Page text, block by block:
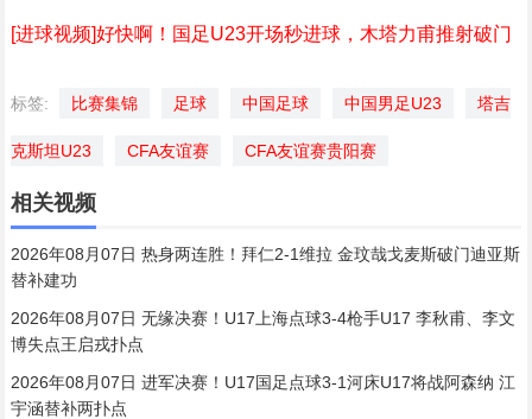
[进球视频]好快啊！国足U23开场秒进球，木塔力甫推射破门
标签: 比赛集锦 足球 中国足球 中国男足U23 塔吉
克斯坦U23 CFA友谊赛 CFA友谊赛贵阳赛
相关视频
2026年08月07日 热身两连胜！拜仁2-1维拉 金玟哉戈麦斯破门迪亚斯
替补建功
2026年08月07日 无缘决赛！U17上海点球3-4枪手U17 李秋甫、李文
博失点王启戎扑点
2026年08月07日 进军决赛！U17国足点球3-1河床U17将战阿森纳 江
宇涵替补两扑点